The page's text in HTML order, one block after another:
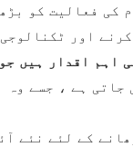
کی فعالیت کو
کرنے اور
سی اہم اقدار ہیں
کے لئے نئے